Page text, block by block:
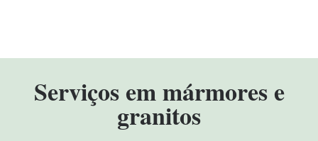
Serviços em mármores e
granitos